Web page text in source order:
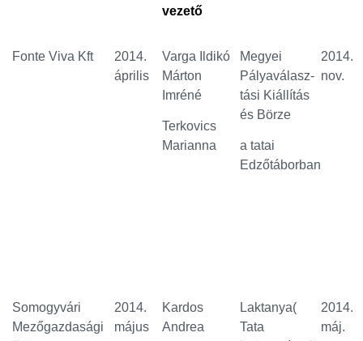
vezető
Fonte Viva Kft
2014.
április
Varga Ildikó
Márton
Imréné
Terkovics
Marianna
Megyei
Pályaválasz-
tási Kiállítás
és Börze
a tatai
Edzőtáborban
2014.
nov.
Somogyvári
Mezőgazdasági
2014.
május
Kardos
Andrea
Laktanya(
Tata
2014.
máj.